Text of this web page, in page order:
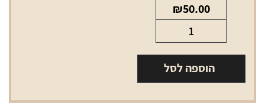
₪50.00
של
סיגרלות
פרטגס
הוספה לסל